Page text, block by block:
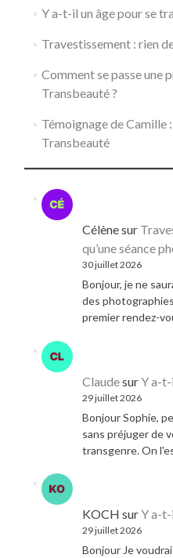
Y a-t-il un âge pour se
Travestissement : rien
Comment se passe une
Transbeauté ?
Témoignage de Camille
Transbeauté
Célènesur
qu’une séance
30 juillet 2026
Bonjour, je ne
des
premier rendez-
ClaudesurY a-t-
29 juillet 2026
Bonjour Sophie,
sans préjuger de
transgenre. On
KOCH surY a-t-
29 juillet 2026
Bonjour Je